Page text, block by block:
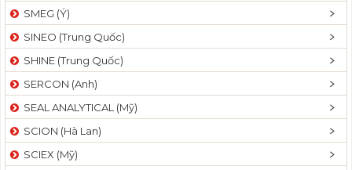
SMEG (Ý)
SINEO (Trung Quốc)
SHINE (Trung Quốc)
SERCON (Anh)
SEAL ANALYTICAL (Mỹ)
SCION (Hà Lan)
SCIEX (Mỹ)